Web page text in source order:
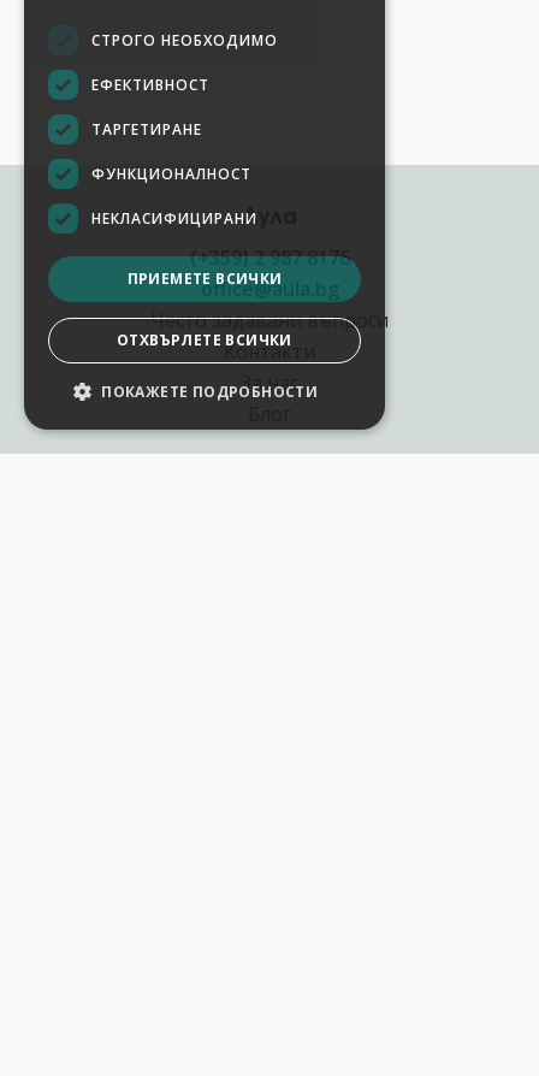
Аула
(+359) 2 987 8176
office@aula.bg
Често задавани въпроси
Контакти
За нас
СТРОГО НЕОБХОДИМО
ЕФЕКТИВНОСТ
ТАРГЕТИРАНЕ
ФУНКЦИОНАЛНОСТ
НЕКЛАСИФИЦИРАНИ
ПРИЕМЕТЕ ВСИЧКИ
ОТХВЪРЛЕТЕ ВСИЧКИ
ПОКАЖЕТЕ ПОДРОБНОСТИ